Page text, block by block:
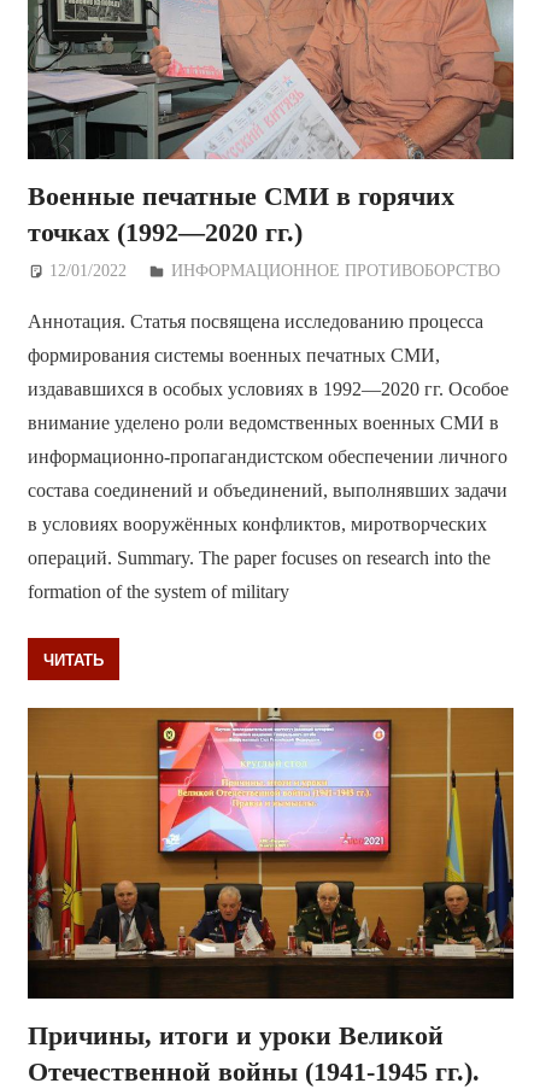
Военные печатные СМИ в горячих
точках (1992—2020 гг.)
12/01/2022 Дежурный по Редакции
ИНФОРМАЦИОННОЕ ПРОТИВОБОРСТВО
Аннотация. Статья посвящена исследованию процесса
формирования системы военных печатных СМИ,
издававшихся в особых условиях в 1992—2020 гг. Особое
внимание уделено роли ведомственных военных СМИ в
информационно-пропагандистском обеспечении личного
состава соединений и объединений, выполнявших задачи
в условиях вооружённых конфликтов, миротворческих
операций. Summary. The paper focuses on research into the
formation of the system of military
ЧИТАТЬ
Причины, итоги и уроки Великой
Отечественной войны (1941-1945 гг.).